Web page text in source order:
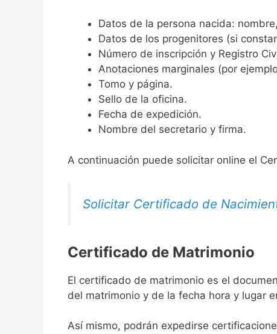
Datos de la persona nacida:
Datos de los progenitores (si
Número de inscripción y Registro
Anotaciones marginales (por
Tomo y página.
Sello de la oficina.
Fecha de expedición.
Nombre del secretario y firma.
A continuación puede solicitar online el
Solicitar Certificado de
Certificado de Matrimonio
El certificado de matrimonio es el
del matrimonio y de la fecha hora y lugar
Así mismo, podrán expedirse